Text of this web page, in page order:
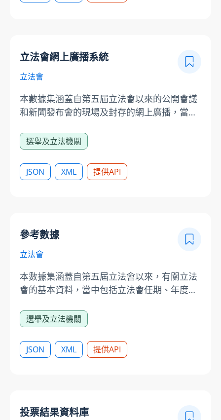
立法會網上廣播系統
立法會
本數據集涵蓋自第五屆立法會以來的公開會議
和新聞發布會的現場及封存的網上廣播，當中
數據時，請注意有關的責任聲明及版權告示：
由第五屆立法會開始，立法會網上廣播的資料
可透過開放資料網頁應用程式介面取得。 使用
立法會提供的數據時，請注意以下網址所示的
選舉及立法機關
JSON XML 提供API
參考數據
立法會
本數據集涵蓋自第五屆立法會以來，有關立法
會的基本資料，當中包括立法會任期、年度會
法會提供的數據時，請注意有關的責任聲明及
版權告示：
https://www.legco.gov.hk/chinese/disclaim.htm
選舉及立法機關
JSON XML 提供API
投票結果資料庫